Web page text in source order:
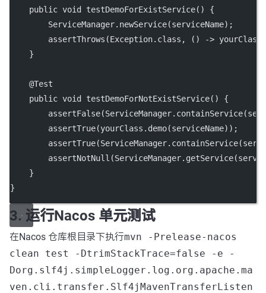
public void testDemoForExistService() {
        ServiceManager.
newService(serviceName);
assertThrows (Exception.class, () -> yourClass.
    }
    @
Test
public void testDemoForNotExistService() {
assertFalse(ServiceManager. containService
assertTrue(yourClass. demo(serviceName));
assertTrue(ServiceManager. containService
assertNotNull (ServiceManager. getService
    }
}
3. 运行Nacos 单元测试
在Nacos 仓库根目录下执行mvn -Prelease-nacos
clean test -DtrimStackTrace=false -e -
Dorg.slf4j.simpleLogger.log.org.apache.ma
ven.cli.transfer.Slf4jMavenTransferListen